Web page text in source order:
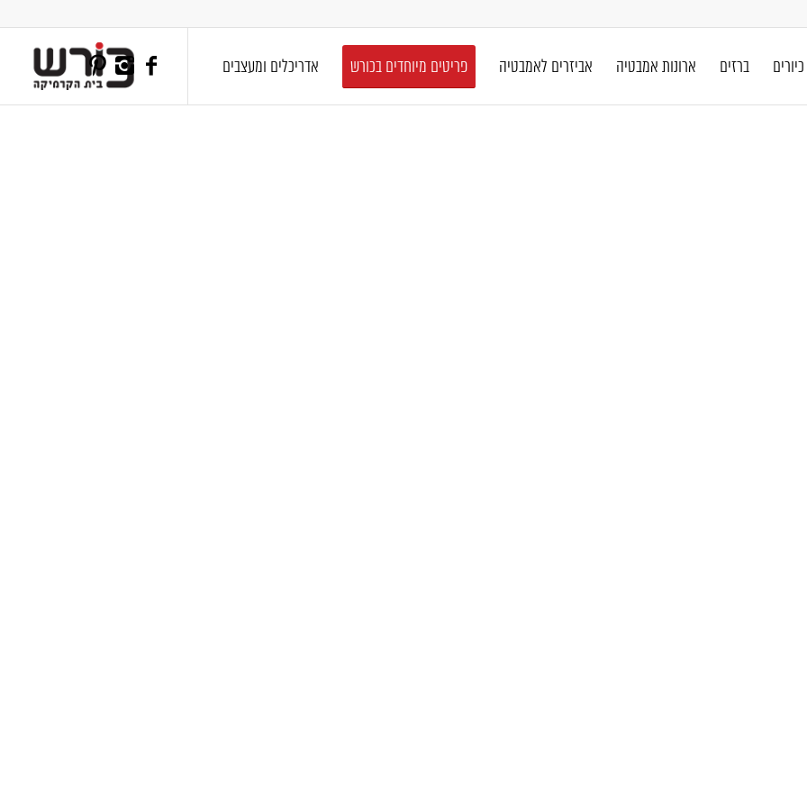
כיורים ברזים ארונות אמבטיה אביזרים לאמבטיה פריטים מיוחדים בכורש אדריכלים ומעצבים